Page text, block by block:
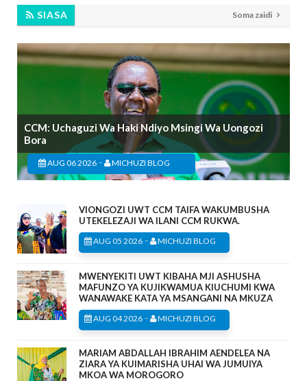
SIASA Soma zaidi
CCM: Uchaguzi Wa Haki Ndiyo Msingi Wa Uongozi
Bora
AUG 06 2026 - MICHUZI BLOG
VIONGOZI UWT CCM TAIFA WAKUMBUSHA
UTEKELEZAJI WA ILANI CCM RUKWA.
AUG 05 2026 - MICHUZI BLOG
MWENYEKITI UWT KIBAHA MJI ASHUSHA
MAFUNZO YA KUJIKWAMUA KIUCHUMI KWA
WANAWAKE KATA YA MSANGANI NA MKUZA
AUG 04 2026 - MICHUZI BLOG
MARIAM ABDALLAH IBRAHIM AENDELEA NA
ZIARA YA KUIMARISHA UHAI WA JUMUIYA
MKOA WA MOROGORO